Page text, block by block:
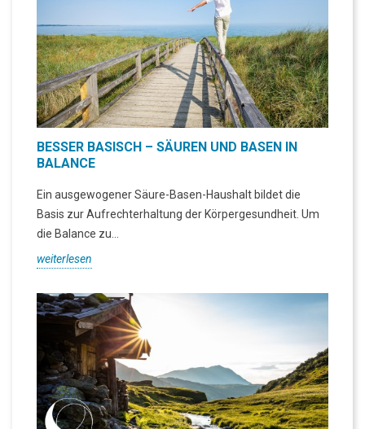
BESSER BASISCH – SÄUREN UND BASEN IN
BALANCE
Ein ausgewogener Säure-Basen-Haushalt bildet die
Basis zur Aufrechterhaltung der Körpergesundheit. Um
die Balance zu...
weiterlesen